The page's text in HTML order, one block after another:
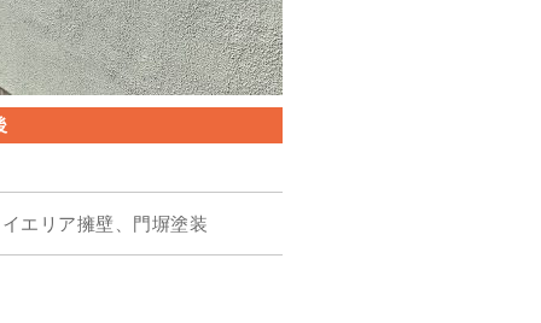
エリア擁壁、門塀塗装